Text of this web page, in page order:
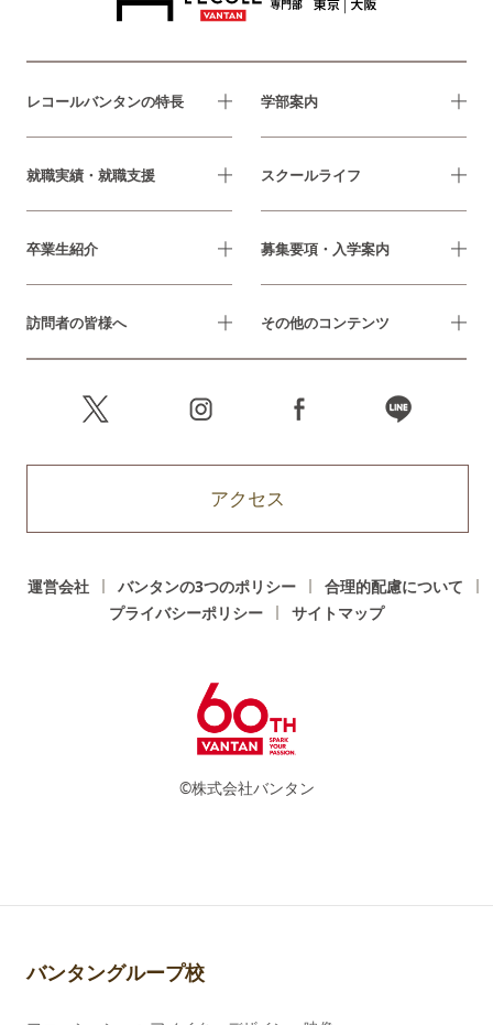
レコールバンタンの特長 学部案内
就職実績・就職支援 スクールライフ
卒業生紹介 募集要項・入学案内
訪問者の皆様へ その他のコンテンツ
アクセス
運営会社 バンタンの3つのポリシー
合理的配慮について
プライバシーポリシー
サイトマップ
©株式会社バンタン
バンタングループ校